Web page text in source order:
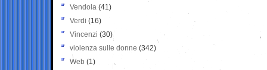
Vendola (41)
Verdi (16)
Vincenzi (30)
violenza sulle donne (342)
Web (1)